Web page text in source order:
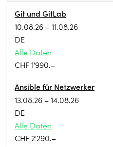
Git und GitLab
10.08.26 – 11.08.26
DE
Alle Daten
CHF 1'990.–
Ansible für Netzwerker
13.08.26 – 14.08.26
DE
Alle Daten
CHF 2'290.–